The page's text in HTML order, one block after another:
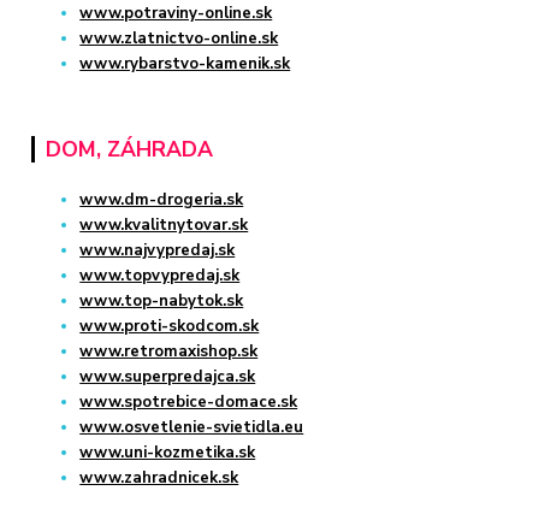
www.potraviny-online.sk
www.zlatnictvo-online.sk
www.rybarstvo-kamenik.sk
DOM, ZÁHRADA
www.dm-drogeria.sk
www.kvalitnytovar.sk
www.najvypredaj.sk
www.topvypredaj.sk
www.top-nabytok.sk
www.proti-skodcom.sk
www.retromaxishop.sk
www.superpredajca.sk
www.spotrebice-domace.sk
www.osvetlenie-svietidla.eu
www.uni-kozmetika.sk
www.zahradnicek.sk